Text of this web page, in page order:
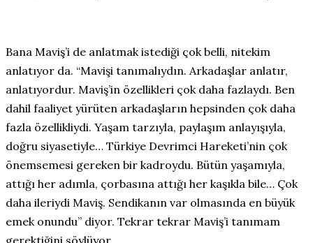
Bana Maviş’i de anlatmak istediği çok belli, nitekim
anlatıyor da. “Mavişi tanımalıydın. Arkadaşlar anlatır,
anlatıyordur. Maviş’in özellikleri çok daha fazlaydı. Ben
dahil faaliyet yürüten arkadaşların hepsinden çok daha
fazla özellikliydi. Yaşam tarzıyla, paylaşım anlayışıyla,
doğru siyasetiyle… Türkiye Devrimci Hareketi’nin çok
önemsemesi gereken bir kadroydu. Bütün yaşamıyla,
attığı her adımla, çorbasına attığı her kaşıkla bile… Çok
daha ileriydi Maviş. Sendikanın var olmasında en büyük
emek onundu” diyor. Tekrar tekrar Maviş’i tanımam